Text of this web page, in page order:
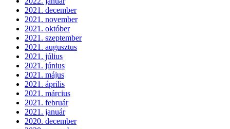
2021. december
2021. november
2021. október
2021. szeptember
2021. augusztus
2021. július
2021. június
2021. május
2021. április
2021. március
2021. február
2021. január
2020. december